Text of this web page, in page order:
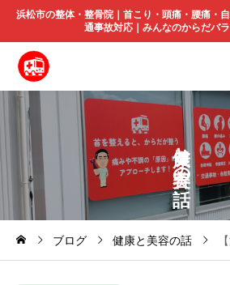
浜松市の整体・整骨院｜首こり・頭痛・腰痛・
通事故対応｜みんなのからだバ
と
の
ブログ 健康と美容の話